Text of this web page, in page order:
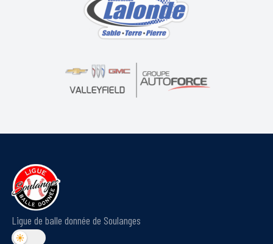
Ligue de balle donnée de Soulanges